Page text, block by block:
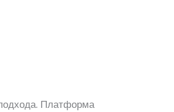
Платформа